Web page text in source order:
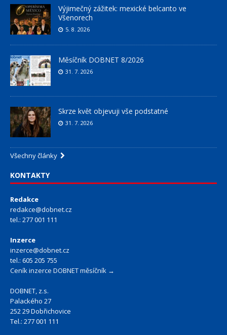
Výjimečný zážitek: mexické belcanto ve
Všenorech
5. 8. 2026
Měsíčník DOBNET 8/2026
31. 7. 2026
Skrze květ objevuji vše podstatné
31. 7. 2026
Všechny články
KONTAKTY
Redakce
redakce@dobnet.cz
tel.: 277 001 111
Inzerce
inzerce@dobnet.cz
tel.: 605 205 755
Ceník inzerce DOBNET měsíčník →
DOBNET, z.s.
Palackého 27
252 29 Dobřichovice
Tel.: 277 001 111